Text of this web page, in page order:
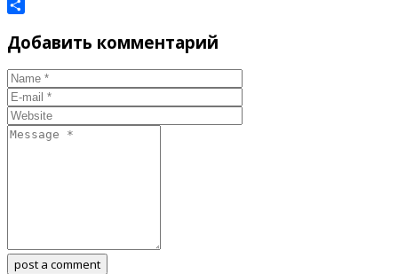
VK
Добавить комментарий
post a comment